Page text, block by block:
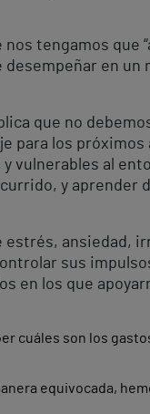
tengamos que
en
que no
para los
al
y aprender
estrés, ansiedad,
sus
en los que
cuáles son los
equivocada,